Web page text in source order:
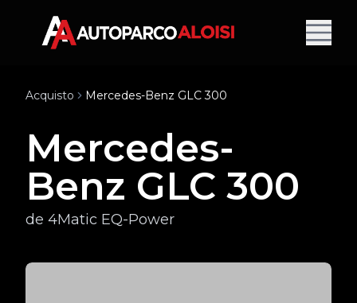
Acquisto Mercedes-Benz GLC 300
Mercedes-
Benz GLC 300
de 4Matic EQ-Power